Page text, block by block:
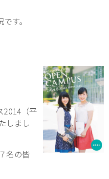
す。
2014（平
しまし
名の皆